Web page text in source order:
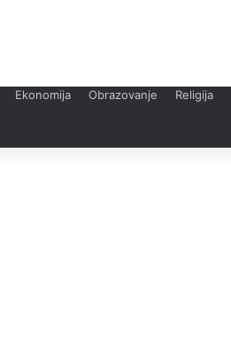
Ekonomija Obrazovanje Religija